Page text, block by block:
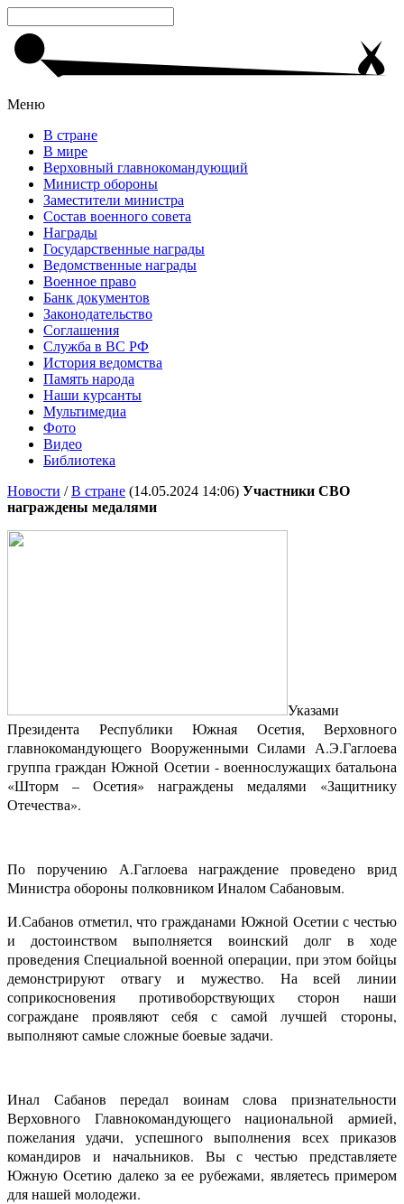
Меню
В стране
В мире
Верховный главнокомандующий
Министр обороны
Заместители министра
Состав военного совета
Награды
Государственные награды
Ведомственные награды
Военное право
Банк документов
Законодательство
Соглашения
Служба в ВС РФ
История ведомства
Память народа
Наши курсанты
Мультимедиа
Фото
Видео
Библиотека
Новости /В стране (14.05.2024 14:06) Участники СВО
награждены медалями
Указами
Президента Республики Южная Осетия, Верховного
главнокомандующего Вооруженными Силами А.Э.Гаглоева
группа граждан Южной Осетии - военнослужащих батальона
«Шторм – Осетия» награждены медалями «Защитнику
Отечества».
По поручению А.Гаглоева награждение проведено врид
Министра обороны полковником Иналом Сабановым.
И.Сабанов отметил, что гражданами Южной Осетии с честью
и достоинством выполняется воинский долг в ходе
проведения Специальной военной операции, при этом бойцы
демонстрируют отвагу и мужество. На всей линии
соприкосновения противоборствующих сторон наши
сограждане проявляют себя с самой лучшей стороны,
выполняют самые сложные боевые задачи.
Инал Сабанов передал воинам слова признательности
Верховного Главнокомандующего национальной армией,
пожелания удачи, успешного выполнения всех приказов
командиров и начальников. Вы с честью представляете
Южную Осетию далеко за ее рубежами, являетесь примером
для нашей молодежи.